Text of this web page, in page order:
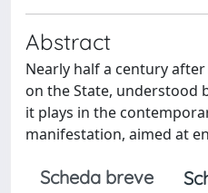
Abstract
Nearly half a century
on the State, understood
it plays in the
manifestation, aimed at
Scheda breve